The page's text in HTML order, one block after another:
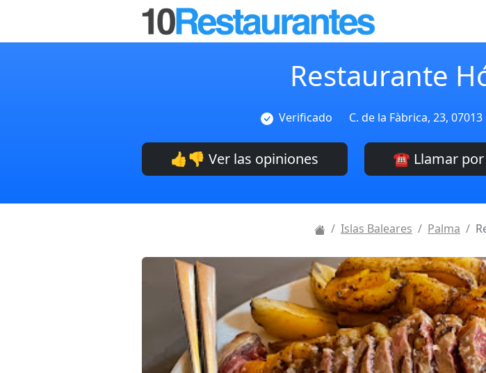
Restaurante
Verificado C. de la Fàbrica, 23,
👍👎 Ver las opiniones ☎️ Llamar por
Islas Baleares Palma